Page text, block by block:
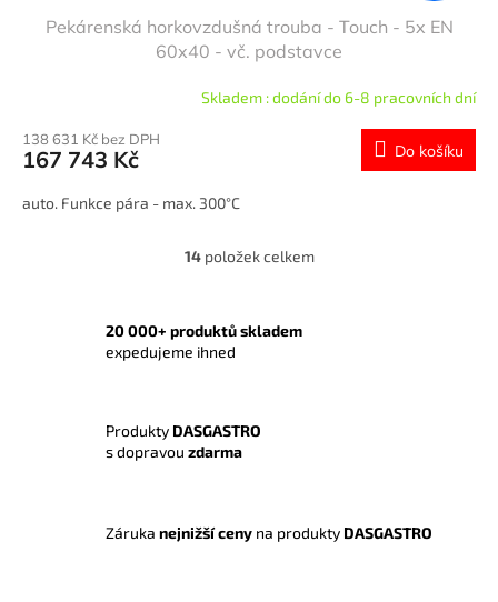
Pekárenská horkovzdušná trouba - Touch - 5x EN
60x40 - vč. podstavce
Skladem : dodání do 6-8 pracovních dní
138 631 Kč bez DPH
167 743 Kč Do košíku
auto. Funkce pára - max. 300°C
O
á
p
v
14položek celkem
20 000+ produktů skladem
expedujeme ihned
Produkty DASGASTRO
s dopravou zdarma
Záruka nejnižší ceny na produkty DASGASTRO